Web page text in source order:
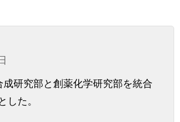
研究部と創薬化学研究部を統合
した。